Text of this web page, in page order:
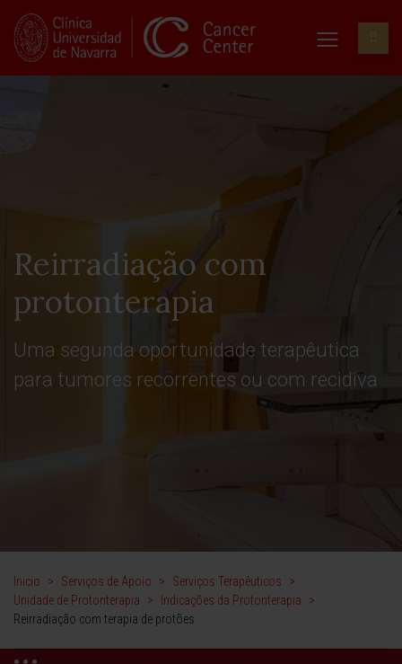
Reirradiação com
protonterapia
Uma segunda oportunidade terapêutica
para tumores recorrentes ou com recidiva
Inicio > Serviços de Apoio > Serviços Terapêuticos
>
Unidade de Protonterapia
> Indicações da Protonterapia
>
Reirradiação com terapia de protões